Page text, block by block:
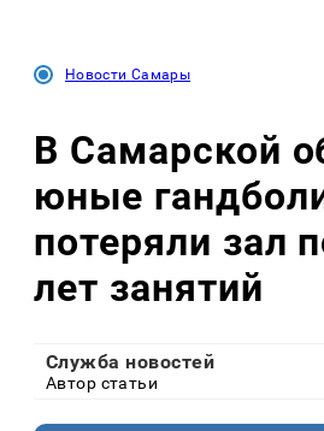
Новости Самары
В Самарской
юные
потеряли зал
лет занятий
Служба новостей
Автор статьи